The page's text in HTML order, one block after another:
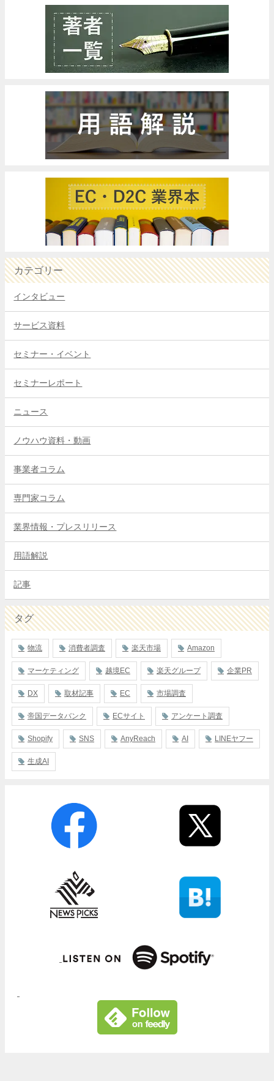
カテゴリー
インタビュー
サービス資料
セミナー・イベント
セミナーレポート
ニュース
ノウハウ資料・動画
事業者コラム
専門家コラム
業界情報・プレスリリース
用語解説
記事
タグ
物流 消費者調査 楽天市場 Amazon
マーケティング 越境EC 楽天グループ 企業PR
DX 取材記事 EC 市場調査
帝国データバンク ECサイト アンケート調査
Shopify SNS AnyReach AI LINEヤフー
生成AI